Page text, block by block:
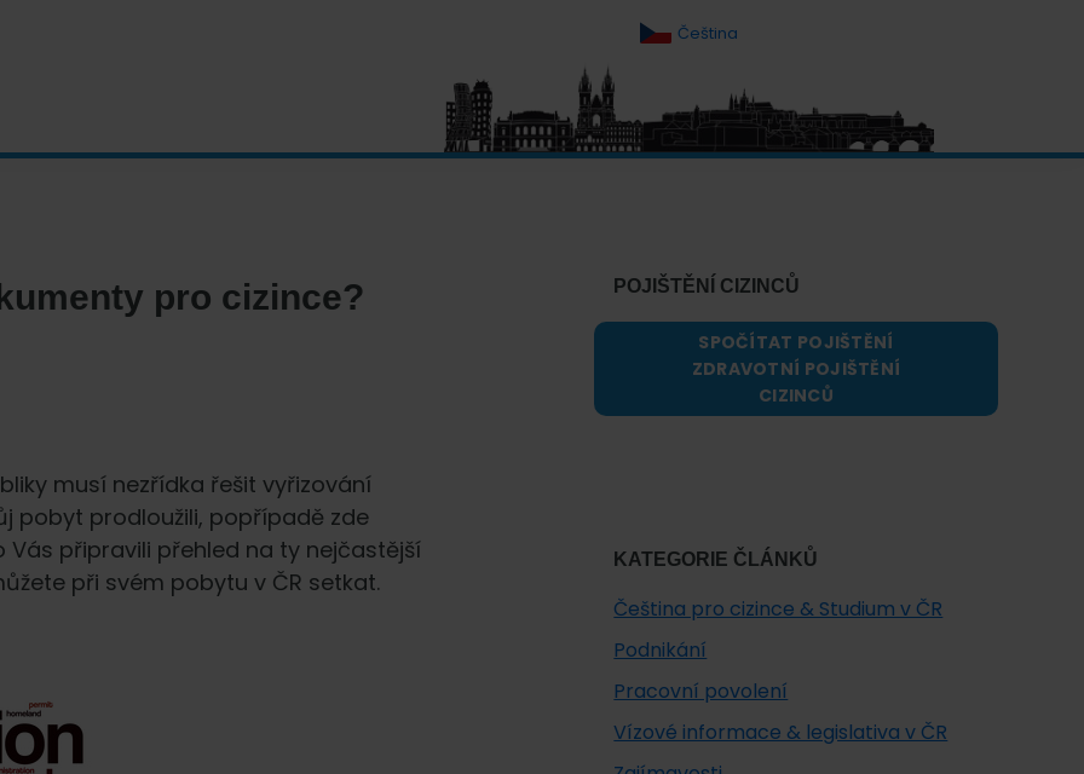
Čeština
pro cizince?
musí nezřídka řešit vyřizování
pobyt prodloužili, popřípadě zde
Vás připravili přehled na ty nejčastější
při svém pobytu v ČR setkat.
POJIŠTĚNÍ CIZINCŮ
SPOČÍTAT POJIŠTĚNÍ
ZDRAVOTNÍ POJIŠTĚNÍ
CIZINCŮ
KATEGORIE ČLÁNKŮ
Čeština pro cizince & Studium v ČR
Podnikání
Pracovní povolení
Vízové informace & legislativa v ČR